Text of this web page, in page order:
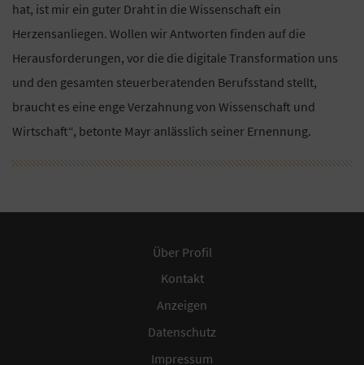
hat, ist mir ein guter Draht in die Wissenschaft ein
Herzensanliegen. Wollen wir Antworten finden auf die
Herausforderungen, vor die die digitale Transformation uns
und den gesamten steuerberatenden Berufsstand stellt,
braucht es eine enge Verzahnung von Wissenschaft und
Wirtschaft“, betonte Mayr anlässlich seiner Ernennung.
Über Profil
Kontakt
Anzeigen
Datenschutz
Impressum